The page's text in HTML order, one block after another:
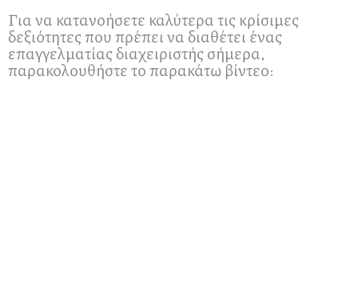
Για να κατανοήσετε καλύτερα τις κρίσιμες
δεξιότητες που πρέπει να διαθέτει ένας
επαγγελματίας διαχειριστής σήμερα,
παρακολουθήστε το παρακάτω βίντεο: